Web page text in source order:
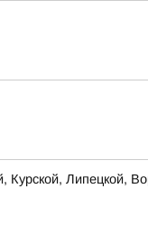
Липецкой,